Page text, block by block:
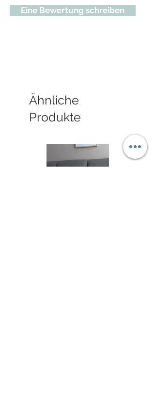
Eine Bewertung schreiben
Ähnliche
Produkte